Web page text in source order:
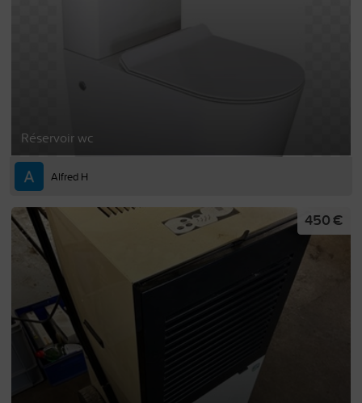
Réservoir wc
Alfred H
450 €